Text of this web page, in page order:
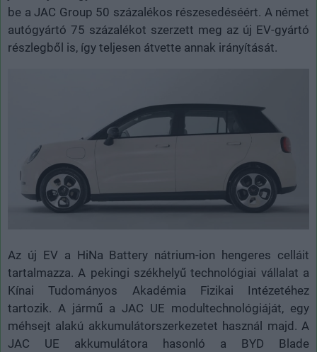
be a JAC Group 50 százalékos részesedéséért. A német
autógyártó 75 százalékot szerzett meg az új EV-gyártó
részlegből is, így teljesen átvette annak irányítását.
Az új EV a HiNa Battery nátrium-ion hengeres celláit
tartalmazza. A pekingi székhelyű technológiai vállalat a
Kínai Tudományos Akadémia Fizikai Intézetéhez
tartozik. A jármű a JAC UE modultechnológiáját, egy
méhsejt alakú akkumulátorszerkezetet használ majd. A
JAC UE akkumulátora hasonló a BYD Blade